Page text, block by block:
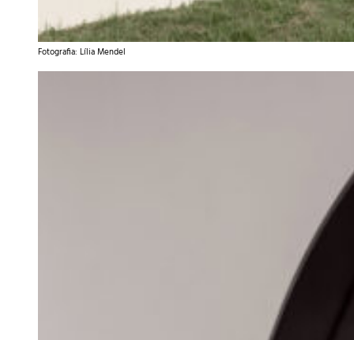
Fotografia: Lília Mendel